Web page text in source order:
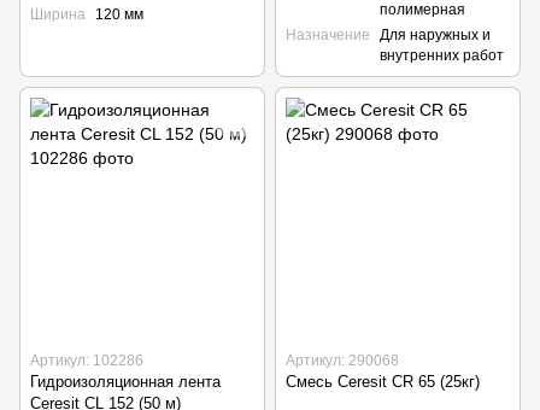
Ширина
120 мм
полимерная
Назначение
Для наружных и
внутренних работ
Артикул: 102286
Гидроизоляционная лента
Ceresit CL 152 (50 м)
Артикул: 290068
Смесь Ceresit СR 65 (25кг)